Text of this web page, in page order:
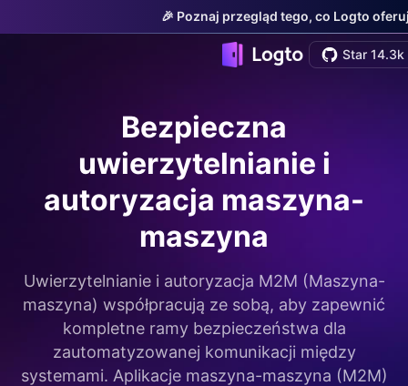
🎉 Poznaj przegląd tego, co Logto
Star 14.3k
Bezpieczna
uwierzytelnianie i
autoryzacja maszyna-
maszyna
Uwierzytelnianie i autoryzacja M2M (Maszyna-
maszyna) współpracują ze sobą, aby zapewnić
kompletne ramy bezpieczeństwa dla
zautomatyzowanej komunikacji między
systemami. Aplikacje maszyna-maszyna (M2M)